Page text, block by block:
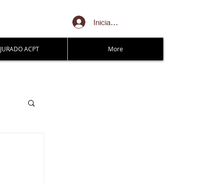
Iniciar sesión
JURADO ACPT More